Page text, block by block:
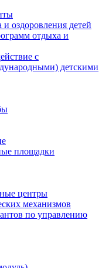
оздоровления детей
отдыха и
с
детскими
площадки
центры
механизмов
по управлению